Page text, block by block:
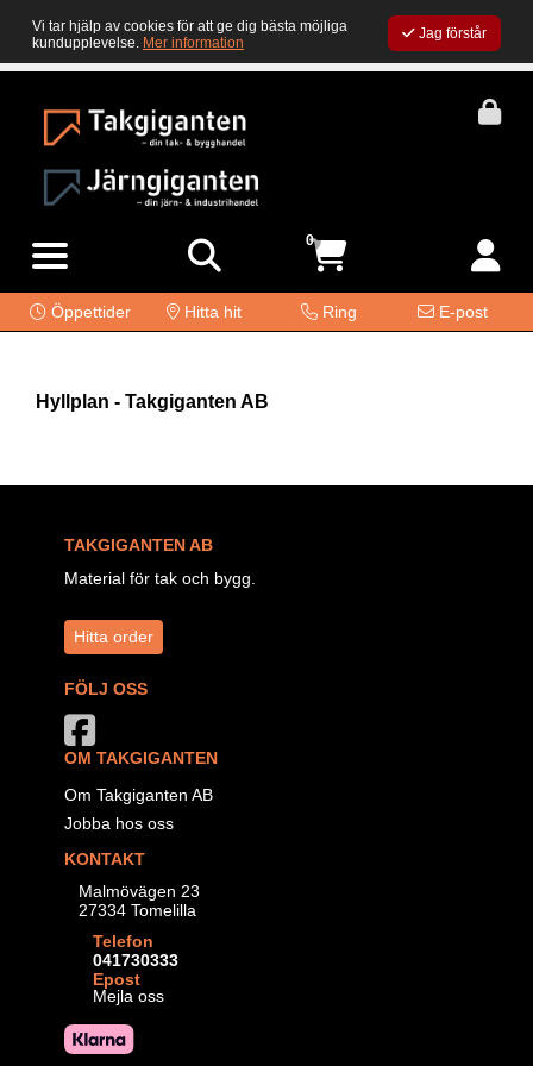
Vi tar hjälp av cookies för att ge dig bästa möjliga
kundupplevelse. Mer information
Jag förstår
0
Öppettider Hitta hit Ring E-post
Hyllplan - Takgiganten AB
TAKGIGANTEN AB
Material för tak och bygg.
Hitta order
FÖLJ OSS
OM TAKGIGANTEN
Om Takgiganten AB
Jobba hos oss
KONTAKT
Malmövägen 23
27334 Tomelilla
Telefon
041730333
Epost
Mejla oss